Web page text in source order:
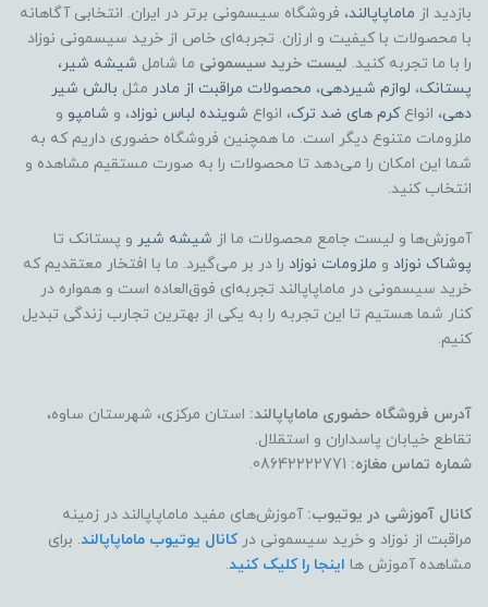
بازدید از ماماپاپالند، فروشگاه سیسمونی برتر در ایران. انتخابی آگاهانه
با محصولات با کیفیت و ارزان. تجربه‌ای خاص از خرید سیسمونی نوزاد
را با ما تجربه کنید. لیست خرید سیسمونی ما شامل شیشه شیر،
پستانک، لوازم شیردهی، محصولات مراقبت از مادر مثل بالش شیر
دهی، انواعکرم های ضد ترک، انواع شوینده لباس نوزاد، و شامپو و
ملزومات متنوع دیگر است. ما همچنین فروشگاه حضوری داریم که به
شما این امکان را می‌دهد تا محصولات را به صورت مستقیم مشاهده و
انتخاب کنید.
آموزش‌ها و لیست جامع محصولات ما از شیشه شیر و پستانک تا
پوشاک نوزاد و ملزومات نوزاد را در بر می‌گیرد. ما با افتخار معتقدیم که
خرید سیسمونی در ماماپاپالند تجربه‌ای فوق‌العاده است و همواره در
کنار شما هستیم تا این تجربه را به یکی از بهترین تجارب زندگی تبدیل
کنیم.
آدرس فروشگاه حضوری ماماپاپالند: استان مرکزی، شهرستان ساوه،
تقاطع خیابان پاسداران و استقلال.
شماره تماس مغازه:
کانال آموزشی در یوتیوب: آموزش‌های مفید ماماپاپالند در زمینه
مراقبت از نوزاد و خرید سیسمونی درکانال یوتیوب ماماپاپالند. برای
مشاهده آموزش ها اینجا را کلیک کنید.